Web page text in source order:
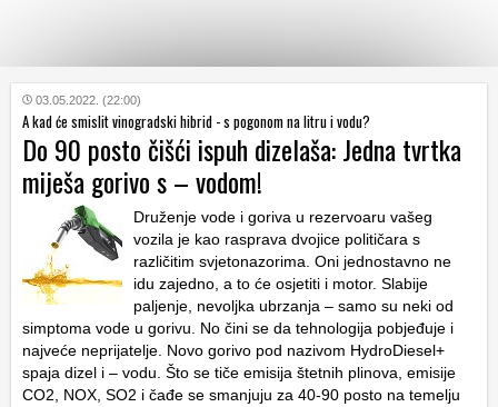
KATEGORIJE
HRVATSKI
WEB
03.05.2022. (22:00)
A kad će smislit vinogradski hibrid - s pogonom na litru i vodu?
Do 90 posto čišći ispuh dizelaša: Jedna tvrtka
miješa gorivo s – vodom!
Druženje vode i goriva u rezervoaru vašeg
vozila je kao rasprava dvojice političara s
različitim svjetonazorima. Oni jednostavno ne
idu zajedno, a to će osjetiti i motor. Slabije
paljenje, nevoljka ubrzanja – samo su neki od
simptoma vode u gorivu. No čini se da tehnologija pobjeđuje i
najveće neprijatelje. Novo gorivo pod nazivom HydroDiesel+
spaja dizel i – vodu. Što se tiče emisija štetnih plinova, emisije
CO2, NOX, SO2 i čađe se smanjuju za 40-90 posto na temelju